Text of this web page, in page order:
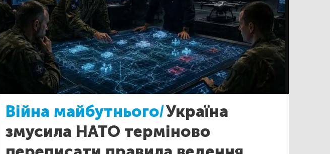
Війна майбутнього/Україна
змусила НАТО терміново